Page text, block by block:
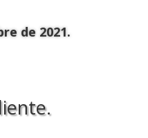
de 2021.